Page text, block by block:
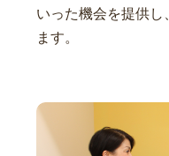
いった機会を提供
ます。